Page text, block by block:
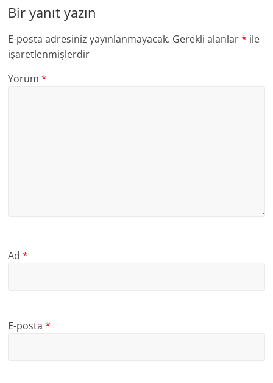
Bir yanıt yazın
E-posta adresiniz yayınlanmayacak. Gerekli alanlar* ile
işaretlenmişlerdir
Yorum*
Ad*
E-posta*